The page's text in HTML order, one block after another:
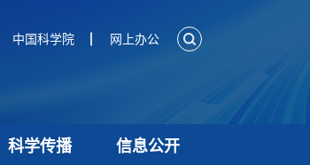
中国科学院 网上办公
科学传播 信息公开